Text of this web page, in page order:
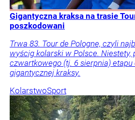
Gigantyczna kraksa na trasie
poszkodowani
Trwa 83. Tour de Pologne, czyli
wyścig kolarski w Polsce. Niestety,
czwartkowego (tj. 6 sierpnia) etapu
gigantycznej kraksy.
KolarstwoSport